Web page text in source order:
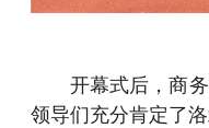
开幕式后，商
领导们充分肯定了